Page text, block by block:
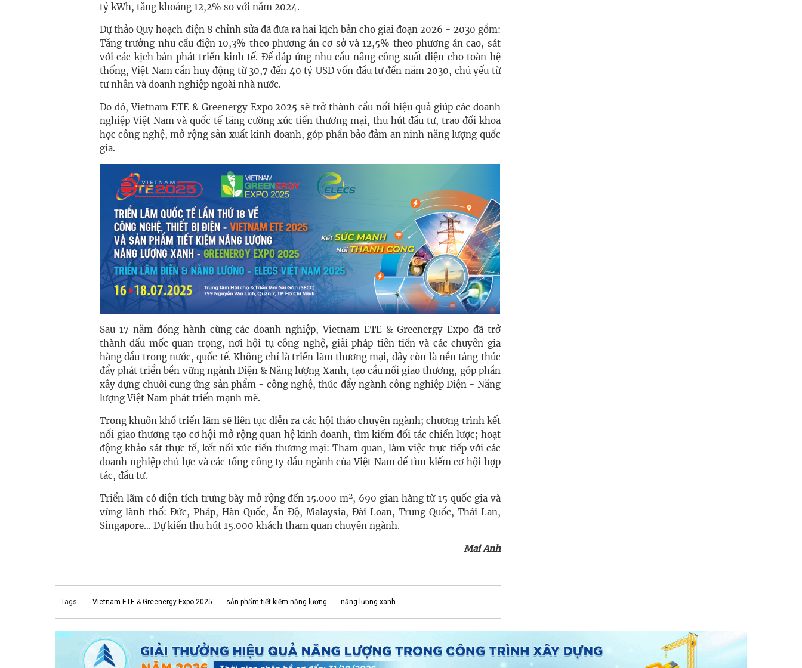
tỷ kWh, tăng khoảng 12,2% so với năm 2024.
Dự thảo Quy hoạch điện 8 chỉnh sửa đã đưa ra hai kịch bản cho giai đoạn 2026 - 2030 gồm:
Tăng trưởng nhu cầu điện 10,3% theo phương án cơ sở và 12,5% theo phương án cao, sát
với các kịch bản phát triển kinh tế. Để đáp ứng nhu cầu nâng công suất điện cho toàn hệ
thống, Việt Nam cần huy động từ 30,7 đến 40 tỷ USD vốn đầu tư đến năm 2030, chủ yếu từ
tư nhân và doanh nghiệp ngoài nhà nước.
Do đó, Vietnam ETE & Greenergy Expo 2025 sẽ trở thành cầu nối hiệu quả giúp các doanh
nghiệp Việt Nam và quốc tế tăng cường xúc tiến thương mại, thu hút đầu tư, trao đổi khoa
học công nghệ, mở rộng sản xuất kinh doanh, góp phần bảo đảm an ninh năng lượng quốc
gia.
Sau 17 năm đồng hành cùng các doanh nghiệp, Vietnam ETE & Greenergy Expo đã trở
thành dấu mốc quan trọng, nơi hội tụ công nghệ, giải pháp tiên tiến và các chuyên gia
hàng đầu trong nước, quốc tế. Không chỉ là triển lãm thương mại, đây còn là nền tảng thúc
đẩy phát triển bền vững ngành Điện & Năng lượng Xanh, tạo cầu nối giao thương, góp phần
xây dựng chuỗi cung ứng sản phẩm - công nghệ, thúc đẩy ngành công nghiệp Điện - Năng
lượng Việt Nam phát triển mạnh mẽ.
Trong khuôn khổ triển lãm sẽ liên tục diễn ra các hội thảo chuyên ngành; chương trình kết
nối giao thương tạo cơ hội mở rộng quan hệ kinh doanh, tìm kiếm đối tác chiến lược; hoạt
động khảo sát thực tế, kết nối xúc tiến thương mại: Tham quan, làm việc trực tiếp với các
doanh nghiệp chủ lực và các tổng công ty đầu ngành của Việt Nam để tìm kiếm cơ hội hợp
tác, đầu tư.
Triển lãm có diện tích trưng bày mở rộng đến 15.000 m², 690 gian hàng từ 15 quốc gia và
vùng lãnh thổ: Đức, Pháp, Hàn Quốc, Ấn Độ, Malaysia, Đài Loan, Trung Quốc, Thái Lan,
Singapore… Dự kiến thu hút 15.000 khách tham quan chuyên ngành.
Mai Anh
Tags: Vietnam ETE & Greenergy Expo 2025 sản phẩm tiết kiệm năng lượng năng lượng xanh